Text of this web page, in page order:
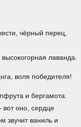
чёрный перец,
лаванда.
воля победителя!
и бергамота.
вот оно, сердце
звучит ваниль и